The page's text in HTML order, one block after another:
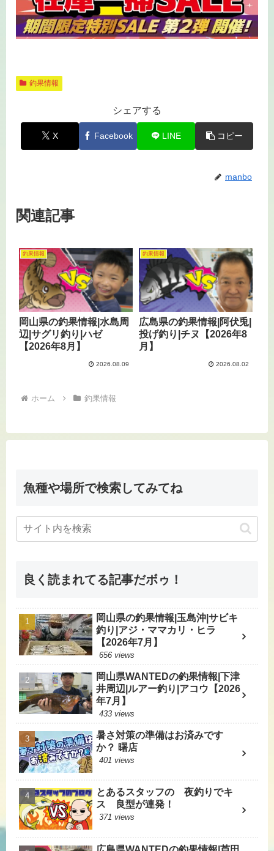
釣果情報
シェアする
X Facebook LINE コピー
manbo
関連記事
釣果情報
岡山県の釣果情報|水島周
辺|サグリ釣り|ハゼ
【2026年8月】
2026.08.09
釣果情報
広島県の釣果情報|阿伏兎|
投げ釣り|チヌ【2026年8
月】
2026.08.02
ホーム 釣果情報
魚種や場所で検索してみてね
良く読まれてる記事だボゥ！
岡山県の釣果情報|玉島沖|サビキ
釣り|アジ・ママカリ・ヒラ
【2026年7月】
656 views
岡山県WANTEDの釣果情報|下津
井周辺|ルアー釣り|アコウ【2026
年7月】
433 views
暑さ対策の準備はお済みです
か？ 曙店
401 views
とあるスタッフの 夜釣りでキ
ス 良型が連発！
371 views